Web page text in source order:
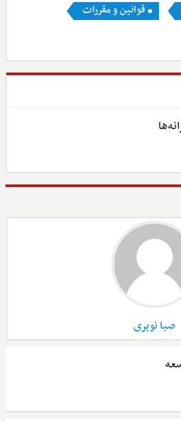
قوانین و مقررات
صبا نوبری